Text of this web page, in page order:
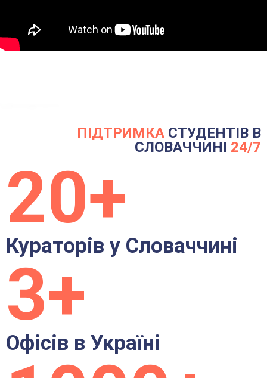
Залиште заявку!
*З вами в найближчий час зв’яжеться один з наших менеджерів
ПІДТРИМКА СТУДЕНТІВ В
СЛОВАЧЧИНІ 24/7
20+
Кураторів у Словаччині
3+
Офісів в Україні